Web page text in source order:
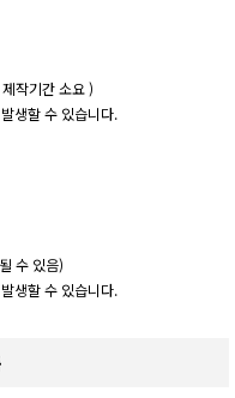
작기간 소요 )
생할 수 있습니다.
수 있음)
생할 수 있습니다.